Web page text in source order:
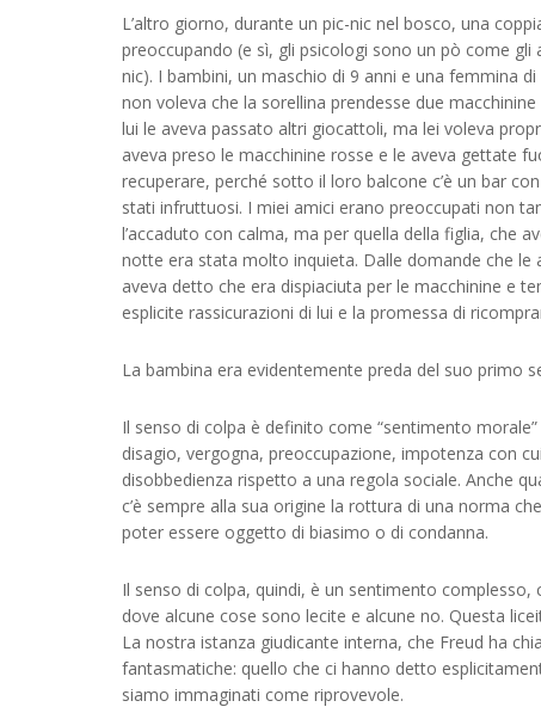
L’altro giorno, durante un pic-nic nel bosco, una
preoccupando (e sì, gli psicologi sono un pò come gli
nic). I bambini, un maschio di 9 anni e una femmina
non voleva che la sorellina prendesse due
lui le aveva passato altri giocattoli, ma lei voleva
aveva preso le macchinine rosse e le aveva gettate
recuperare, perché sotto il loro balcone c’è un bar
stati infruttuosi. I miei amici erano preoccupati non
l’accaduto con calma, ma per quella della figlia, che
notte era stata molto inquieta. Dalle domande che
aveva detto che era dispiaciuta per le macchinine e
esplicite rassicurazioni di lui e la promessa di
La bambina era evidentemente preda del suo primo
Il senso di colpa è definito come “sentimento
disagio, vergogna, preoccupazione, impotenza con
disobbedienza rispetto a una regola sociale. Anche
c’è sempre alla sua origine la rottura di una norma
poter essere oggetto di biasimo o di condanna.
Il senso di colpa, quindi, è un sentimento complesso,
dove alcune cose sono lecite e alcune no. Questa
La nostra istanza giudicante interna, che Freud ha
fantasmatiche: quello che ci hanno detto
siamo immaginati come riprovevole.